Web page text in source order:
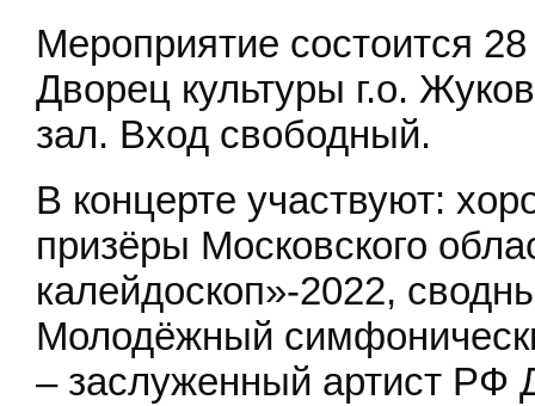
Мероприятие состоится
Дворец культуры г.о.
зал. Вход свободный.
В концерте участвуют:
призёры Московского
калейдоскоп»-2022,
Молодёжный
– заслуженный артист РФ